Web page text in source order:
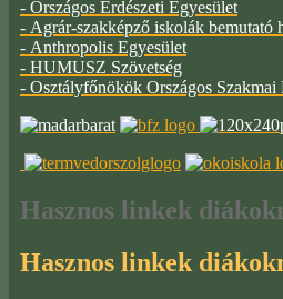
- Országos Erdészeti Egyesület
- Agrár-szakképző iskolák bemutató
- Anthropolis Egyesület
- HUMUSZ Szövetség
- Osztályfőnökök Országos Szakmai
Hasznos linkek
Hasznos linkek